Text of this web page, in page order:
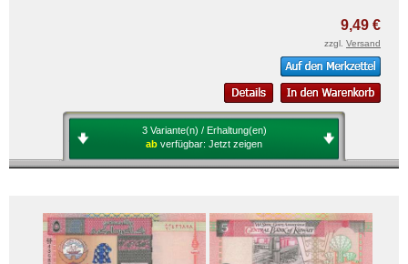
9,49 €
zzgl. Versand
3 Variante(n) / Erhaltung(en)
ab verfügbar: Jetzt zeigen